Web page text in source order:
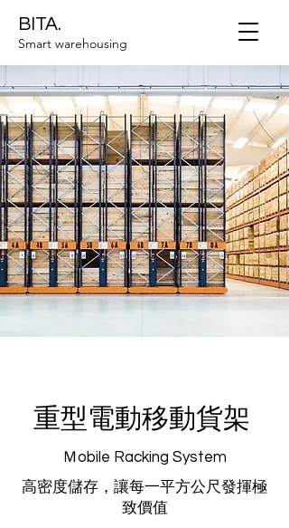
BITA.
Smart warehousing
重型電動移動貨架
Ｍobile Racking System
高密度儲存，讓每一平方公尺發揮極
致價值